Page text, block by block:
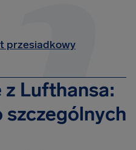
przesiadkowy
Lufthansa:
szczególnych